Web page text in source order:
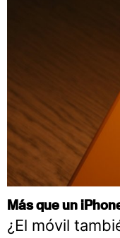
Más que un
¿El móvil